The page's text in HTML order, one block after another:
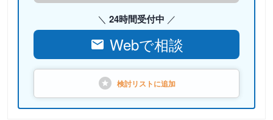
24時間受付中
Webで相談
検討リストに追加